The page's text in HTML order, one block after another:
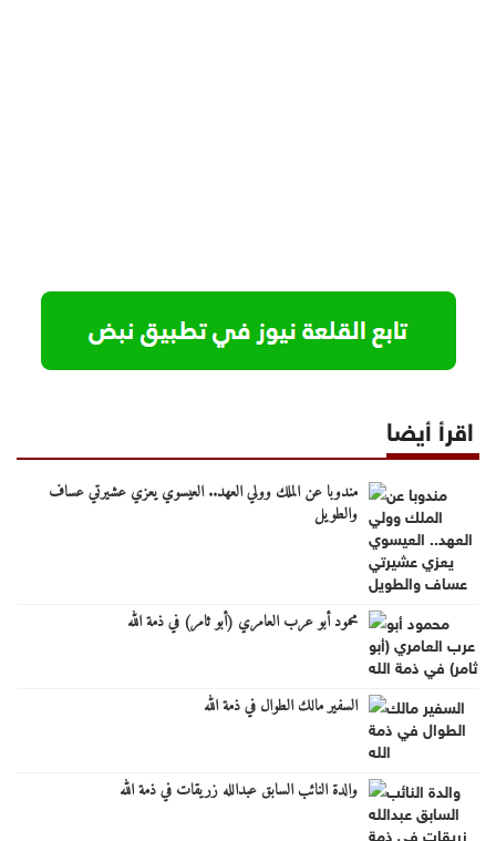
اقرأ أيضا
مندوبا عن الملك وولي العهد.. العيسوي يعزي عشيرتي عساف
والطويل
محمود أبو عرب العامري (أبو ثامر) في ذمة الله
السفير مالك الطوال في ذمة الله
والدة النائب السابق عبدالله زريقات في ذمة الله